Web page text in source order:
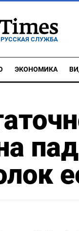
РУССКАЯ СЛУЖБА
ЭКОНОМИКА